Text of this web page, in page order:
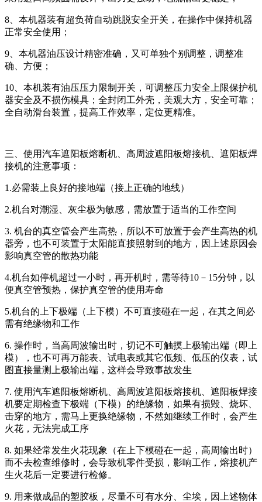
8、本机器装有超负荷自动跳脱安全开关，在操作中保持机器
正常安全使用；
9、本机器油压设计精密准确，又可单独个别调整，调整准
确、方便；
10、本机装有油压压力限制开关，可调整压力安全上限保护机
器安全及不损伤模具；全封闭工外壳，美观大方，安全可靠；
全自动滑台装置，提高工作效率，定位更精准。
三、使用汽车遮阳板熔断机、高周波遮阳板熔接机、遮阳板焊
接机的注意事项：
1.必需装上良好的接地端（接上正确的地线）
2.机台对潮湿、灰尘极为敏感，需放置于适当的工作空间
3. 机台的真空管会产生高热，所以不可放置于会产生高热的机
器旁，也不可装置于太阳能直接照射到的地方，因上述原因会
影响真空管的散热功能
4.机台如停机超过一小时，再开机时，需等待10－15分钟，以
便真空管预热，保护真空管的使用寿命
5.机台的上下极端（上下模）不可直接碰在一起，在其之间必
需有绝缘物和工作
6. 操作时，当高周波输出时，切记不可触摸上极输出端（即上
模），也不可再万能表、试电表或其它低频、低压的仪表，试
图直接量测上极输出端，这样会导致事故发生
7. 使用汽车遮阳板熔断机、高周波遮阳板熔接机、遮阳板焊接
机要定期检查下极端（下模）的绝缘物，如果有损毁、烧坏、
击穿的地方，需马上更换绝缘物，不然如继续工作时，会产生
火花，无法完成工序
8. 如果经常发生火花现象（在上下模碰在一起，高周输出时）
而不去检查维修时，会导致机零件受损，影响工作，熔接机产
生火花后一定要进行检修。
9. 用来做成品的塑胶板，尽量不可有水分、尘埃，因上述物体